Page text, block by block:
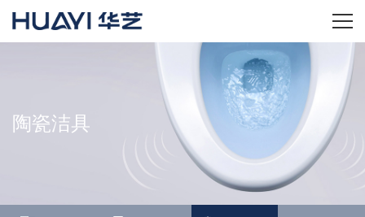
关于华艺
新闻资讯
陶瓷洁具